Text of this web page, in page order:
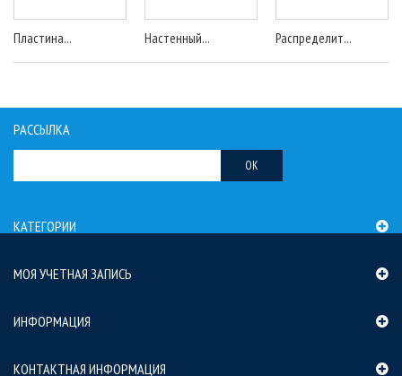
Пластина... Настенный... Распределит...
РАССЫЛКА
OK
КАТЕГОРИИ
МОЯ УЧЕТНАЯ ЗАПИСЬ
ИНФОРМАЦИЯ
КОНТАКТНАЯ ИНФОРМАЦИЯ